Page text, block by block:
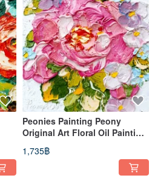
Peonies Painting Peony
Original Art Floral Oil Painting
Flowers Small Wall Art
1,735฿